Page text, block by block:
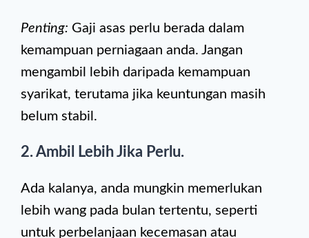
Penting: Gaji asas perlu berada dalam
kemampuan perniagaan anda. Jangan
mengambil lebih daripada kemampuan
syarikat, terutama jika keuntungan masih
belum stabil.
2. Ambil Lebih Jika Perlu.
Ada kalanya, anda mungkin memerlukan
lebih wang pada bulan tertentu, seperti
untuk perbelanjaan kecemasan atau